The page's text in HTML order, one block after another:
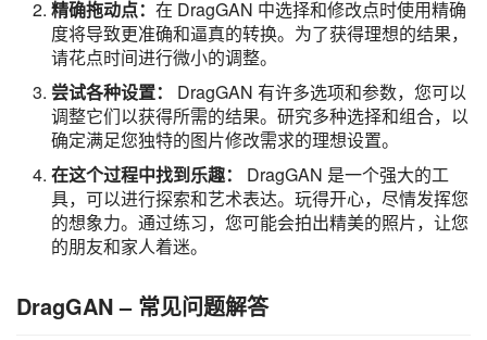
精确拖动点： 在 DragGAN 中选择和修改点时使用精确
度将导致更准确和逼真的转换。为了获得理想的结果，
请花点时间进行微小的调整。
尝试各种设置：
DragGAN 有许多选项和参数，您可以
调整它们以获得所需的结果。研究多种选择和组合，以
确定满足您独特的图片修改需求的理想设置。
在这个过程中找到乐趣：
DragGAN 是一个强大的工
具，可以进行探索和艺术表达。玩得开心，尽情发挥您
的想象力。通过练习，您可能会拍出精美的照片，让您
的朋友和家人着迷。
DragGAN – 常见问题解答